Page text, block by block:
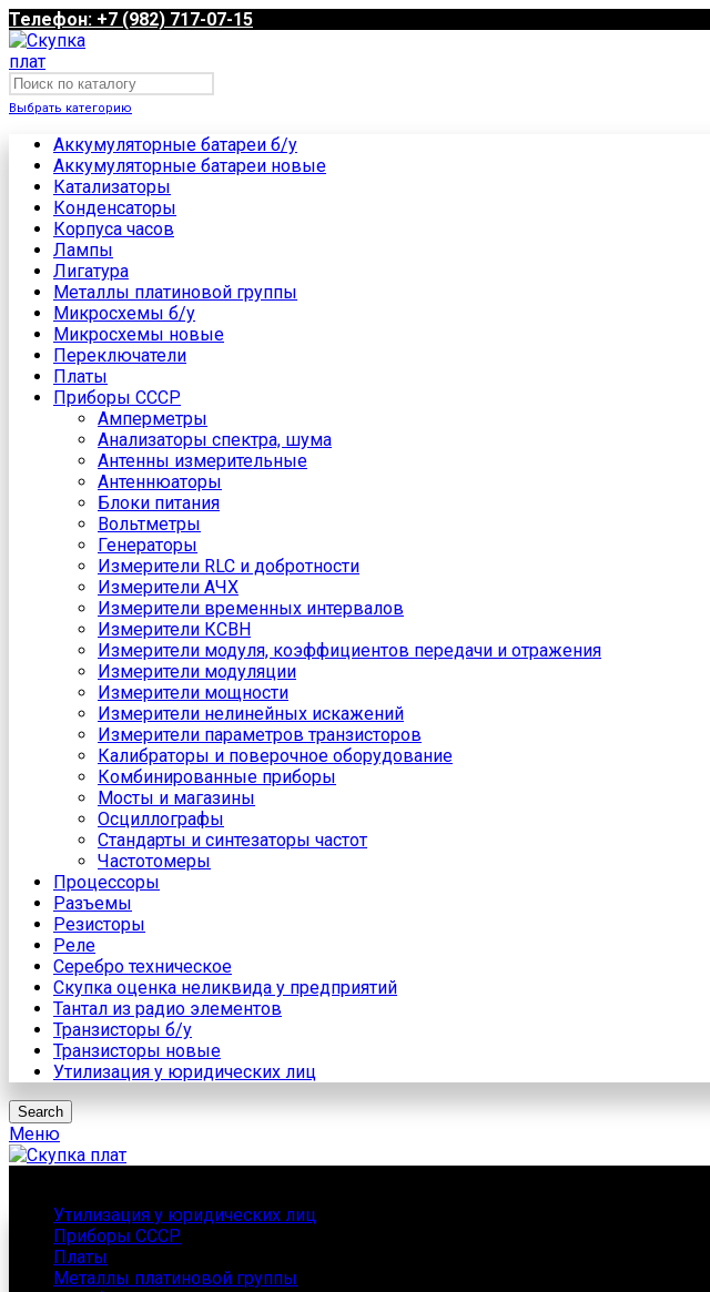
Телефон: +7 (982) 717-07-15
Выбрать категорию
Аккумуляторные батареи б/у
Аккумуляторные батареи новые
Катализаторы
Конденсаторы
Корпуса часов
Лампы
Лигатура
Металлы платиновой группы
Микросхемы б/у
Микросхемы новые
Переключатели
Платы
Приборы СССР
Амперметры
Анализаторы спектра, шума
Антенны измерительные
Антеннюаторы
Блоки питания
Вольтметры
Генераторы
Измерители RLC и добротности
Измерители АЧХ
Измерители временных интервалов
Измерители КСВН
Измерители модуля, коэффициентов передачи и отражения
Измерители модуляции
Измерители мощности
Измерители нелинейных искажений
Измерители параметров транзисторов
Калибраторы и поверочное оборудование
Комбинированные приборы
Мосты и магазины
Осциллографы
Стандарты и синтезаторы частот
Частотомеры
Процессоры
Разъемы
Резисторы
Реле
Серебро техническое
Скупка оценка неликвида у предприятий
Тантал из радио элементов
Транзисторы б/у
Транзисторы новые
Утилизация у юридических лиц
Search
Меню
Утилизация у юридических лиц
Приборы СССР
Платы
Металлы платиновой группы